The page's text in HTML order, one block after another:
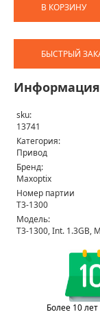
В КОРЗИНУ
БЫСТРЫЙ
Информация
sku:
13741
Категория:
Привод
Бренд:
Maxoptix
Номер партии
T3-1300
Модель:
T3-1300, Int. 1.3GB,
Более 10